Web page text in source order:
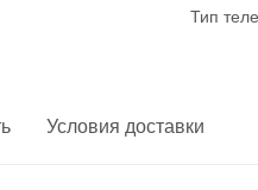
Тип
Условия доставки